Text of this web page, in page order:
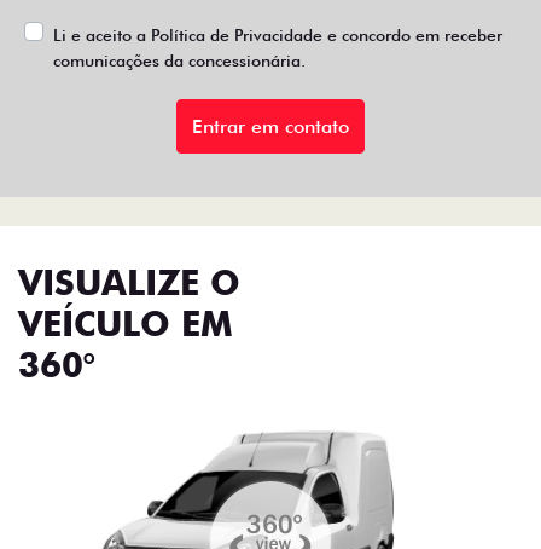
Li e aceito a Política de Privacidade e concordo em receber
comunicações da concessionária.
Entrar em contato
VISUALIZE O
VEÍCULO EM
360°